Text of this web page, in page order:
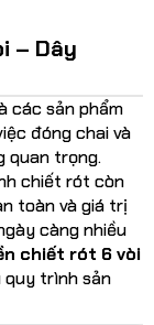
– Dây
các sản phẩm
đóng chai và
quan trọng.
chiết rót còn
toàn và giá trị
càng nhiều
chiết rót 6 vòi
quy trình sản